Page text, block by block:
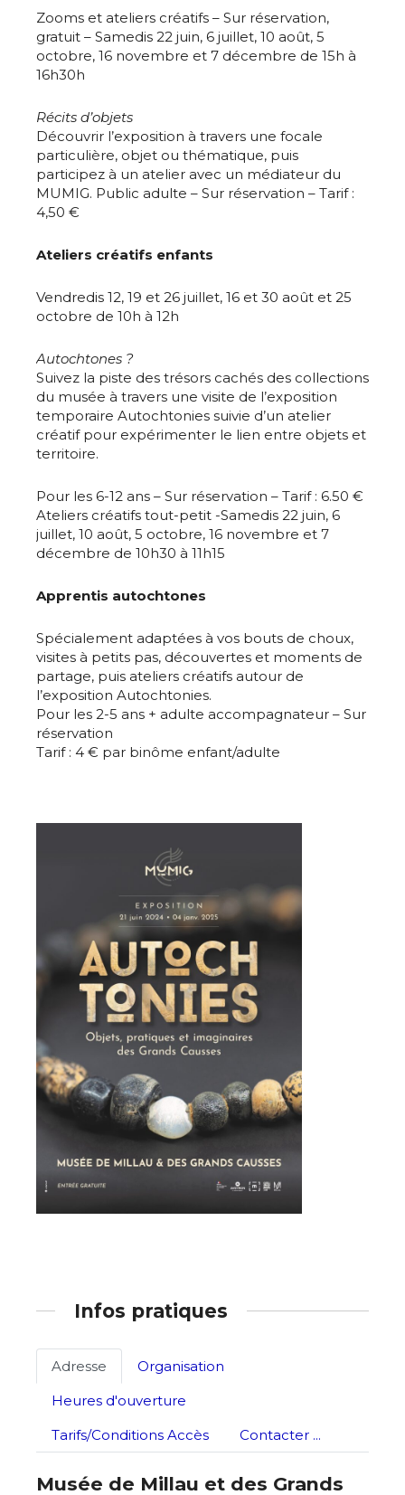
Statut / Organisation
J'accepte les
* Champ obligatoire
Nom
Statut / Organisation
J'accepte les
Zooms et ateliers créatifs – Sur réservation,
gratuit – Samedis 22 juin, 6 juillet, 10 août, 5
octobre, 16 novembre et 7 décembre de 15h à
16h30h
Récits d’objets
Découvrir l’exposition à travers une focale
particulière, objet ou thématique, puis
participez à un atelier avec un médiateur du
MUMIG. Public adulte – Sur réservation – Tarif :
4,50 €
Ateliers créatifs enfants
Vendredis 12, 19 et 26 juillet, 16 et 30 août et 25
octobre de 10h à 12h
Autochtones ?
Suivez la piste des trésors cachés des collections
du musée à travers une visite de l’exposition
temporaire Autochtonies suivie d’un atelier
créatif pour expérimenter le lien entre objets et
territoire.
Pour les 6-12 ans – Sur réservation – Tarif : 6.50 €
Ateliers créatifs tout-petit -Samedis 22 juin, 6
juillet, 10 août, 5 octobre, 16 novembre et 7
décembre de 10h30 à 11h15
Apprentis autochtones
Spécialement adaptées à vos bouts de choux,
visites à petits pas, découvertes et moments de
partage, puis ateliers créatifs autour de
l’exposition Autochtonies.
Pour les 2-5 ans + adulte accompagnateur – Sur
réservation
Tarif : 4 € par binôme enfant/adulte
Infos pratiques
Adresse
Organisation
Heures d'ouverture
Tarifs/Conditions Accès
Contacter ...
Musée de Millau et des Grands